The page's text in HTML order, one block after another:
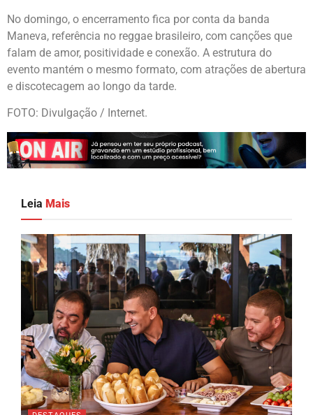
No domingo, o encerramento fica por conta da banda
Maneva, referência no reggae brasileiro, com canções que
falam de amor, positividade e conexão. A estrutura do
evento mantém o mesmo formato, com atrações de abertura
e discotecagem ao longo da tarde.
FOTO: Divulgação / Internet.
Leia Mais